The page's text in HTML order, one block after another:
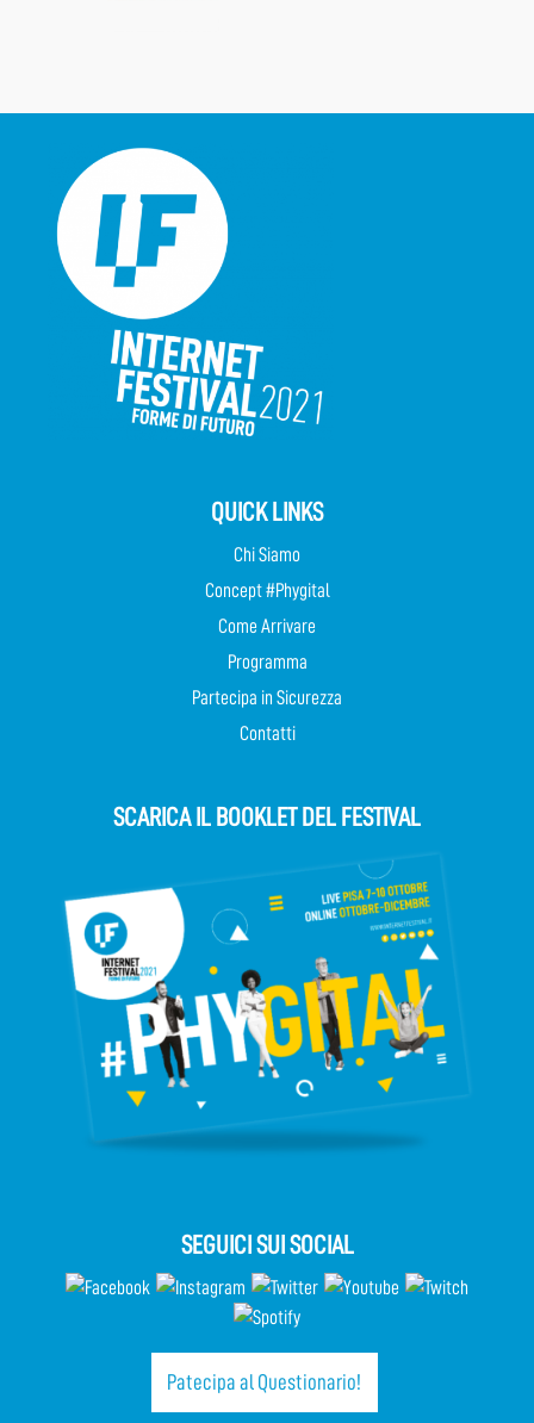
QUICK LINKS
Chi Siamo
Concept #Phygital
Come Arrivare
Programma
Partecipa in Sicurezza
Contatti
SCARICA IL BOOKLET DEL FESTIVAL
SEGUICI SUI SOCIAL
Patecipa al Questionario!